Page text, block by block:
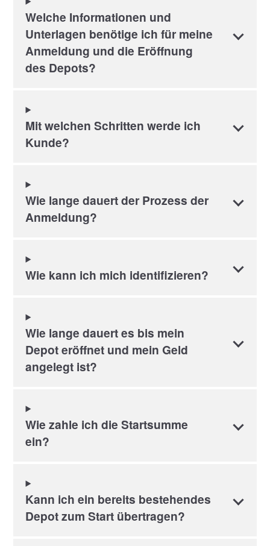
Welche Informationen und
Unterlagen benötige ich für meine
Anmeldung und die Eröffnung
des Depots?
Mit welchen Schritten werde ich
Kunde?
Wie lange dauert der Prozess der
Anmeldung?
Wie kann ich mich identifizieren?
Wie lange dauert es bis mein
Depot eröffnet und mein Geld
angelegt ist?
Wie zahle ich die Startsumme
ein?
Kann ich ein bereits bestehendes
Depot zum Start übertragen?